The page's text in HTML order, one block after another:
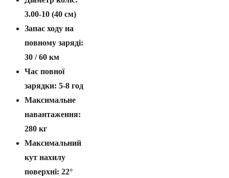
3.00-10 (40 см)
Запас ходу на
повному заряді:
30 / 60 км
Час повної
зарядки: 5-8 год
Максимальне
навантаження:
280 кг
Максимальний
кут нахилу
поверхні: 22°